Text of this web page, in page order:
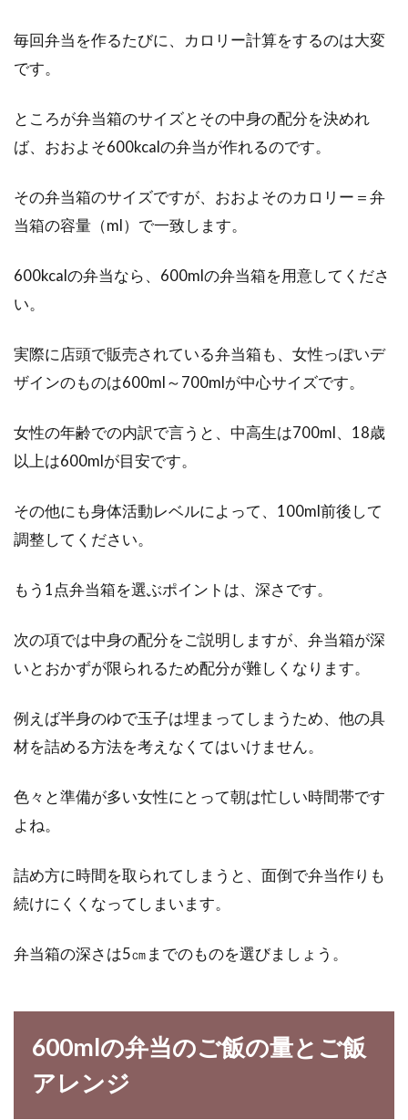
るための重要なポイント！
何からはじめますか？ここでは、食生活改善に
ダイエットしていてもしていなくても、昨今気
カロリーは低い？高い？ナッツダイ
ます。いわゆるナッツダイエットと呼ばれるも
のような存在です。一日に一食しか摂らなかっ
ダイエットの大敵！結局、炭水化物
毎回弁当を作るたびに、カロリー計算をするのは大変
です。
ところが弁当箱のサイズとその中身の配分を決めれ
ば、おおよそ600kcalの弁当が作れるのです。
その弁当箱のサイズですが、おおよそのカロリー＝弁
当箱の容量（ml）で一致します。
600kcalの弁当なら、600mlの弁当箱を用意してくださ
い。
実際に店頭で販売されている弁当箱も、女性っぽいデ
ザインのものは600ml～700mlが中心サイズです。
女性の年齢での内訳で言うと、中高生は700ml、18歳
以上は600mlが目安です。
その他にも身体活動レベルによって、100ml前後して
調整してください。
もう1点弁当箱を選ぶポイントは、深さです。
次の項では中身の配分をご説明しますが、弁当箱が深
いとおかずが限られるため配分が難しくなります。
例えば半身のゆで玉子は埋まってしまうため、他の具
材を詰める方法を考えなくてはいけません。
色々と準備が多い女性にとって朝は忙しい時間帯です
よね。
詰め方に時間を取られてしまうと、面倒で弁当作りも
続けにくくなってしまいます。
弁当箱の深さは5㎝までのものを選びましょう。
600mlの弁当のご飯の量とご飯
アレンジ